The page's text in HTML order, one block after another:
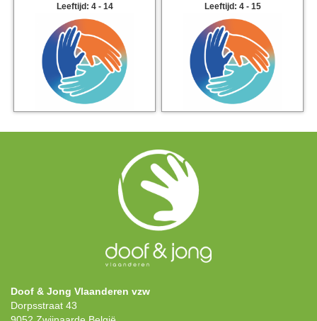
Leeftijd: 4 - 14
Leeftijd: 4 - 15
Doof & Jong Vlaanderen vzw
Dorpsstraat 43